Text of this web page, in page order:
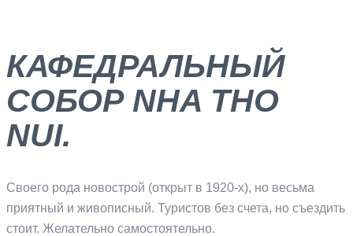
КАФЕДРАЛЬНЫЙ
СОБОР NHA THO
NUI.
Своего рода новострой (открыт в 1920-х), но весьма
приятный и живописный. Туристов без счета, но съездить
стоит. Желательно самостоятельно.